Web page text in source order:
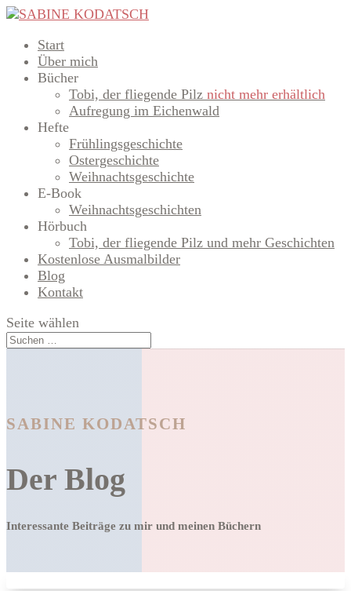
Start
Über mich
Bücher
Tobi, der fliegende Pilz nicht mehr erhältlich
Aufregung im Eichenwald
Hefte
Frühlingsgeschichte
Ostergeschichte
Weihnachtsgeschichte
E-Book
Weihnachtsgeschichten
Hörbuch
Tobi, der fliegende Pilz und mehr Geschichten
Kostenlose Ausmalbilder
Blog
Kontakt
Seite wählen
SABINE KODATSCH
Der Blog
Interessante Beiträge zu mir und meinen Büchern